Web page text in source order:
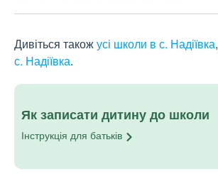
Дивіться такожусі школи в с. Надіївка,
с. Надіївка.
Як записати дитину до школи
Інструкція для батьків